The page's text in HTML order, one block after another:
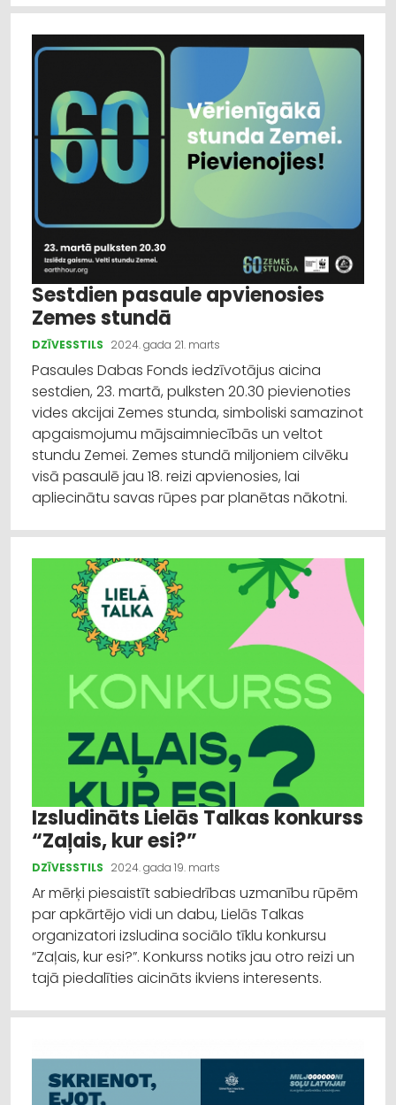
Sestdien pasaule apvienosies
Zemes stundā
DZĪVESSTILS 2024. gada 21. marts
Pasaules Dabas Fonds iedzīvotājus aicina
sestdien, 23. martā, pulksten 20.30 pievienoties
vides akcijai Zemes stunda, simboliski samazinot
apgaismojumu mājsaimniecībās un veltot
stundu Zemei. Zemes stundā miljoniem cilvēku
visā pasaulē jau 18. reizi apvienosies, lai
apliecinātu savas rūpes par planētas nākotni.
Izsludināts Lielās Talkas konkurss
“Zaļais, kur esi?”
DZĪVESSTILS 2024. gada 19. marts
Ar mērķi piesaistīt sabiedrības uzmanību rūpēm
par apkārtējo vidi un dabu, Lielās Talkas
organizatori izsludina sociālo tīklu konkursu
“Zaļais, kur esi?”. Konkurss notiks jau otro reizi un
tajā piedalīties aicināts ikviens interesents.